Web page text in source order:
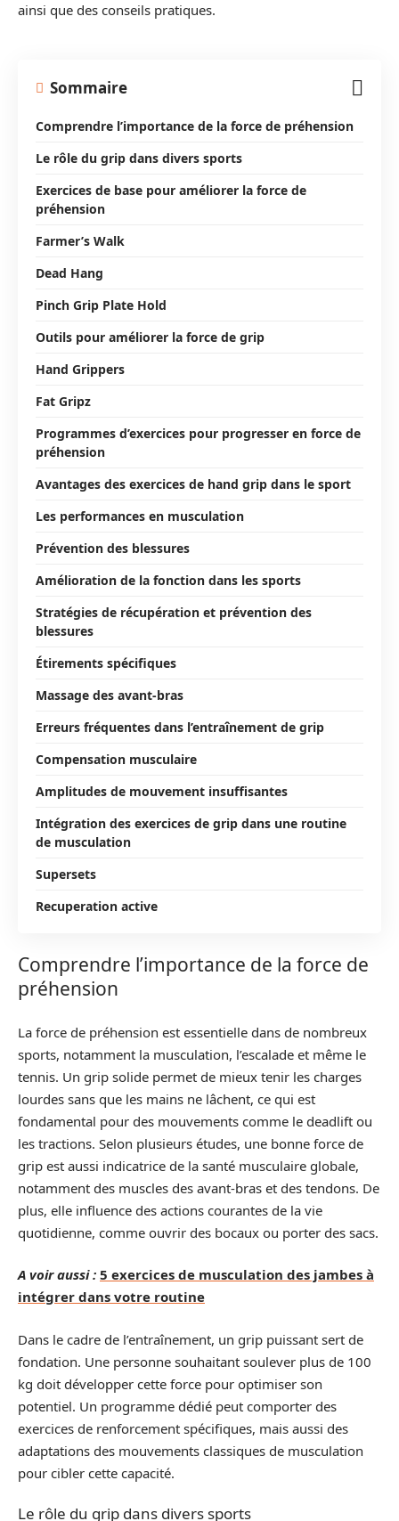
ainsi que des conseils pratiques.
Sommaire
Comprendre l’importance de la force de préhension
Le rôle du grip dans divers sports
Exercices de base pour améliorer la force de
préhension
Farmer’s Walk
Dead Hang
Pinch Grip Plate Hold
Outils pour améliorer la force de grip
Hand Grippers
Fat Gripz
Programmes d’exercices pour progresser en force de
préhension
Avantages des exercices de hand grip dans le sport
Les performances en musculation
Prévention des blessures
Amélioration de la fonction dans les sports
Stratégies de récupération et prévention des
blessures
Étirements spécifiques
Massage des avant-bras
Erreurs fréquentes dans l’entraînement de grip
Compensation musculaire
Amplitudes de mouvement insuffisantes
Intégration des exercices de grip dans une routine
de musculation
Supersets
Recuperation active
Comprendre l’importance de la force de
préhension
La force de préhension est essentielle dans de nombreux
sports, notamment la musculation, l’escalade et même le
tennis. Un grip solide permet de mieux tenir les charges
lourdes sans que les mains ne lâchent, ce qui est
fondamental pour des mouvements comme le deadlift ou
les tractions. Selon plusieurs études, une bonne force de
grip est aussi indicatrice de la santé musculaire globale,
notamment des muscles des avant-bras et des tendons. De
plus, elle influence des actions courantes de la vie
quotidienne, comme ouvrir des bocaux ou porter des sacs.
A voir aussi : 5 exercices de musculation des jambes à
intégrer dans votre routine
Dans le cadre de l’entraînement, un grip puissant sert de
fondation. Une personne souhaitant soulever plus de 100
kg doit développer cette force pour optimiser son
potentiel. Un programme dédié peut comporter des
exercices de renforcement spécifiques, mais aussi des
adaptations des mouvements classiques de musculation
pour cibler cette capacité.
Le rôle du grip dans divers sports